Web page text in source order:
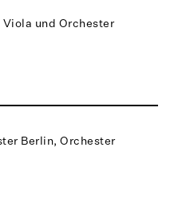
und Orchester
Berlin, Orchester